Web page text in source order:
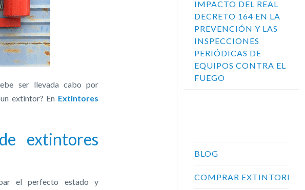
ser llevada cabo por
extintor? En Extintores
extintores
elperfecto estado y
IMPACTO DEL REAL
DECRETO 164 EN LA
PREVENCIÓN Y LAS
INSPECCIONES
PERIÓDICAS DE
EQUIPOS CONTRA EL
FUEGO
BLOG
COMPRAR EXTINTORES